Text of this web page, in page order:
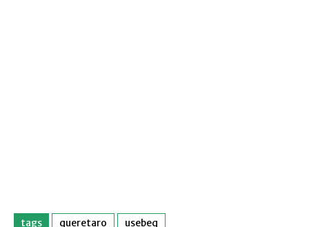
tags queretaro usebeq